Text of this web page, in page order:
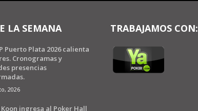
LA SEMANA
Puerto Plata 2026 calienta
Cronogramas y
presencias
2026
Koon ingresa al Poker Hall
TRABAJAMOS CON: